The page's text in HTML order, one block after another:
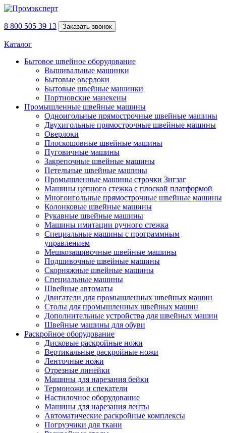
8 800 505 39 13 Заказать звонок
Каталог
Бытовое швейное оборудование
Вышивальные машинки
Бытовые оверлоки
Бытовые швейные машинки
Портновские манекены
Промышленные швейные машины
Одноигольные прямострочные швейные машины
Двухигольные прямострочные швейные машины
Оверлоки
Плоскошовные швейные машины
Пуговичные машины
Закрепочные швейные машины
Петельные швейные машины
Промышленные машины строчки Зигзаг
Машины цепного стежка с плоской платформой
Многоигольные прямострочные швейные машины
Колонковые швейные машины
Рукавные швейные машины
Машины имитации ручного стежка
Специальные машины с программным
управлением
Мешкозашивочные швейные машины
Подшивочные швейные машины
Скорняжные швейные машины
Специальные машины
Швейные автоматы
Двигатели для промышленных швейных машин
Столы для промышленных швейных машин
Дополнительные устройства для швейных машин
Швейные машины для обуви
Раскройное оборудование
Дисковые раскройные ножи
Вертикальные раскройные ножи
Ленточные ножи
Отрезные линейки
Машины для нарезания бейки
Термоножи и спекатели
Настилочное оборудование
Машины для нарезания ленты
Автоматические раскройные комплексы
Погрузчики для ткани